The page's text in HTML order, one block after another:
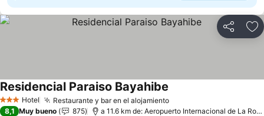
Compartir
3 Estrellas
Hotel Restaurante y bar en el alojamiento
Residencial Paraiso Bayahibe
8,1 Muy bueno 875 a 11.6 km de: Aeropuerto Internacional de La Romana